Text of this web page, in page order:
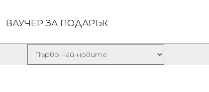
ВАУЧЕР ЗА ПОДАРЪК